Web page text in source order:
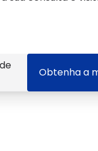
Obtenha a